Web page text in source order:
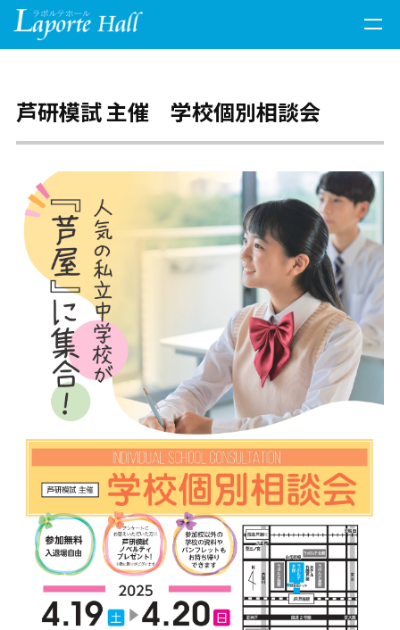
ホールの予約状況
お知らせ
お問い合わせ
芦研模試 主催 学校個別相談会